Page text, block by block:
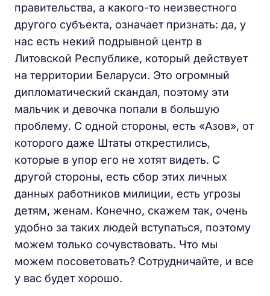
правительства, а какого-то неизвестного
другого субъекта, означает признать: да, у
нас есть некий подрывной центр в
Литовской Республике, который действует
на территории Беларуси. Это огромный
дипломатический скандал, поэтому эти
мальчик и девочка попали в большую
проблему. С одной стороны, есть «Азов», от
которого даже Штаты открестились,
которые в упор его не хотят видеть. С
другой стороны, есть сбор этих личных
данных работников милиции, есть угрозы
детям, женам. Конечно, скажем так, очень
удобно за таких людей вступаться, поэтому
можем только сочувствовать. Что мы
можем посоветовать? Сотрудничайте, и все
у вас будет хорошо.